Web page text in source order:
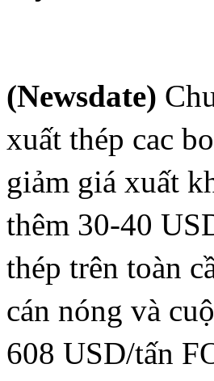
(Newsdate)
xuất thép cac
giảm giá xuất
thêm 30-40
thép trên toàn
cán nóng và
608 USD/tấn